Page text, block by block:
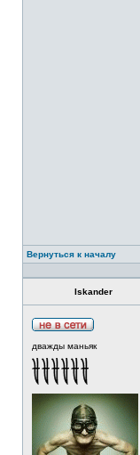
Вернуться к началу
Iskander
дважды маньяк